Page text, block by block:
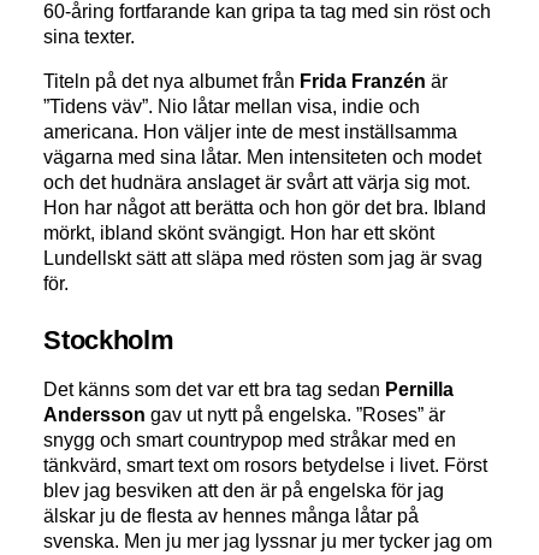
60-åring fortfarande kan gripa ta tag med sin röst och
sina texter.
Titeln på det nya albumet från Frida Franzén är
”Tidens väv”. Nio låtar mellan visa, indie och
americana. Hon väljer inte de mest inställsamma
vägarna med sina låtar. Men intensiteten och modet
och det hudnära anslaget är svårt att värja sig mot.
Hon har något att berätta och hon gör det bra. Ibland
mörkt, ibland skönt svängigt. Hon har ett skönt
Lundellskt sätt att släpa med rösten som jag är svag
för.
Stockholm
Det känns som det var ett bra tag sedan Pernilla
Andersson gav ut nytt på engelska. ”Roses” är
snygg och smart countrypop med stråkar med en
tänkvärd, smart text om rosors betydelse i livet. Först
blev jag besviken att den är på engelska för jag
älskar ju de flesta av hennes många låtar på
svenska. Men ju mer jag lyssnar ju mer tycker jag om